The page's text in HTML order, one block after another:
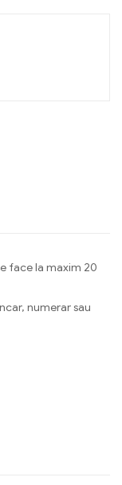
face la maxim 20
numerar sau